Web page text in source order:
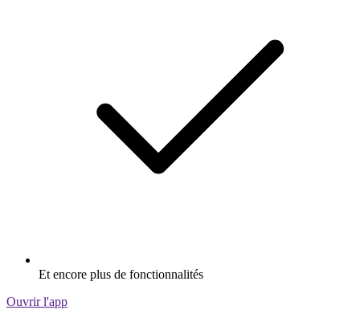
Et encore plus de fonctionnalités
Ouvrir l'app